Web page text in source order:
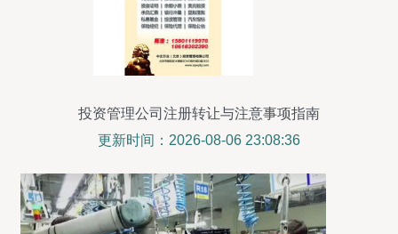
投资管理公司注册转让与注意事项指南
更新时间：2026-08-06 23:08:36